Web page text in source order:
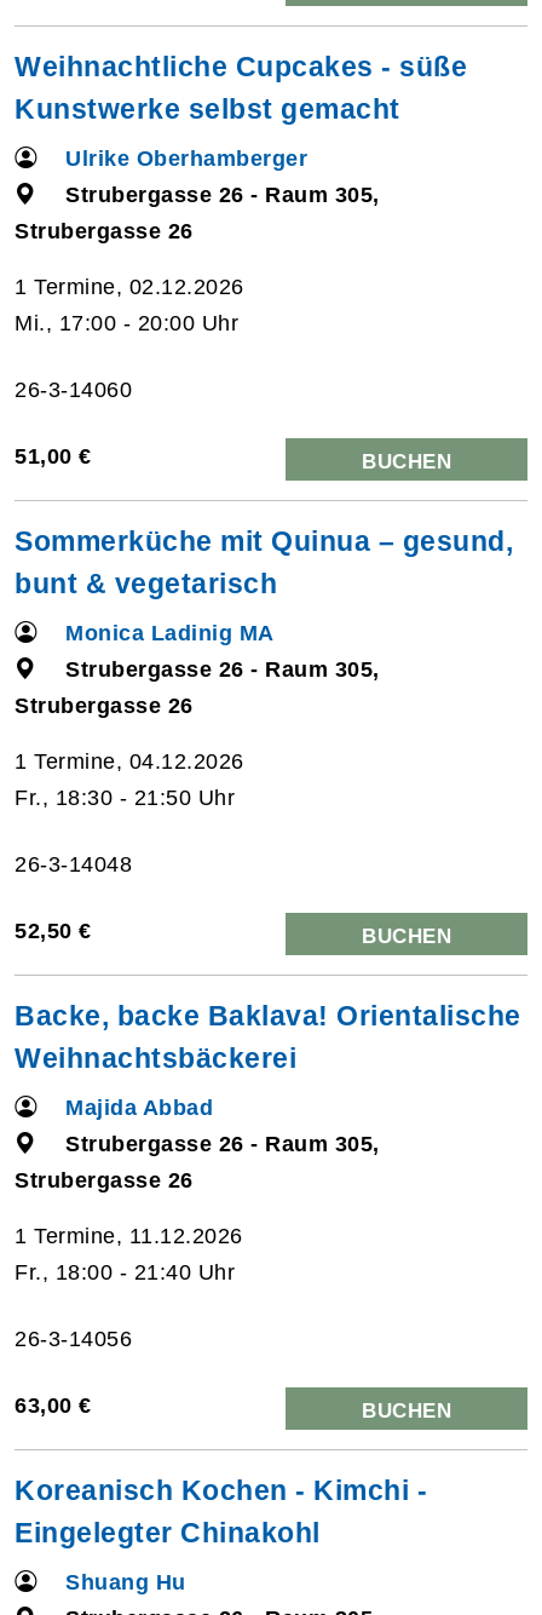
Weihnachtliche Cupcakes - süße
Kunstwerke selbst gemacht
Ulrike Oberhamberger
Strubergasse 26 - Raum 305,
Strubergasse 26
1 Termine, 02.12.2026
Mi., 17:00 - 20:00 Uhr
26-3-14060
51,00 € BUCHEN
Sommerküche mit Quinua – gesund,
bunt & vegetarisch
Monica Ladinig MA
Strubergasse 26 - Raum 305,
Strubergasse 26
1 Termine, 04.12.2026
Fr., 18:30 - 21:50 Uhr
26-3-14048
52,50 € BUCHEN
Backe, backe Baklava! Orientalische
Weihnachtsbäckerei
Majida Abbad
Strubergasse 26 - Raum 305,
Strubergasse 26
1 Termine, 11.12.2026
Fr., 18:00 - 21:40 Uhr
26-3-14056
63,00 € BUCHEN
Koreanisch Kochen - Kimchi -
Eingelegter Chinakohl
Shuang Hu